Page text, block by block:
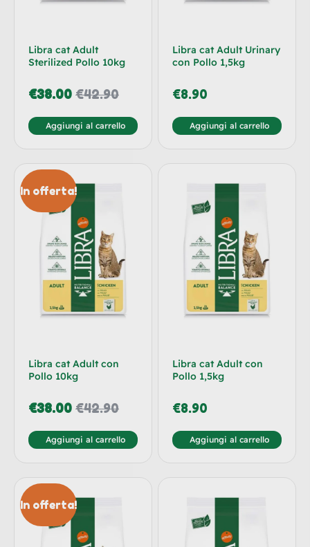
Libra cat Adult
Sterilized Pollo 10kg
€42.90
€38.00
Aggiungi al carrello
Libra cat Adult Urinary
con Pollo 1,5kg
€8.90
Aggiungi al carrello
In offerta!
Libra cat Adult con
Pollo 10kg
€42.90
€38.00
Aggiungi al carrello
Libra cat Adult con
Pollo 1,5kg
€8.90
Aggiungi al carrello
In offerta!